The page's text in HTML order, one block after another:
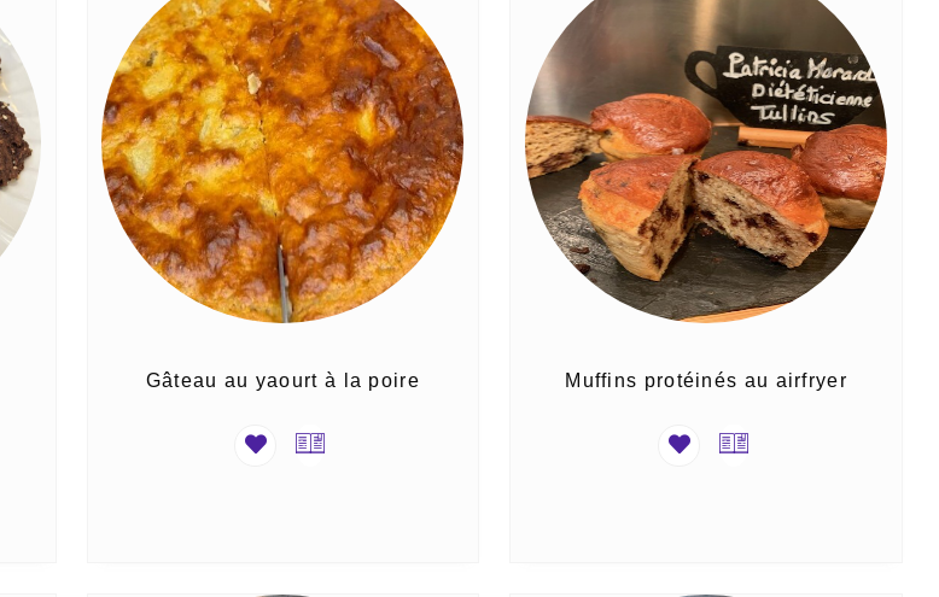
Gâteau au yaourt à la poire Muffins protéinés au airfryer